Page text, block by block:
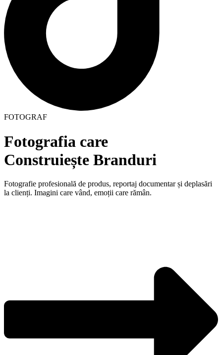
FOTOGRAF
Fotografia care
Construiește Branduri
Fotografie profesională de produs, reportaj documentar și deplasări
la clienți. Imagini care vând, emoții care rămân.